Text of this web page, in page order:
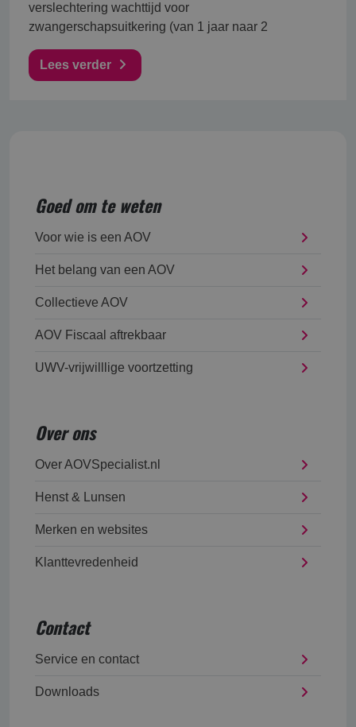
verslechtering wachttijd voor
zwangerschapsuitkering (van 1 jaar naar 2
Lees verder
Goed om te weten
Voor wie is een AOV
Het belang van een AOV
Collectieve AOV
AOV Fiscaal aftrekbaar
UWV-vrijwilllige voortzetting
Over ons
Over AOVSpecialist.nl
Henst & Lunsen
Merken en websites
Klanttevredenheid
Contact
Service en contact
Downloads